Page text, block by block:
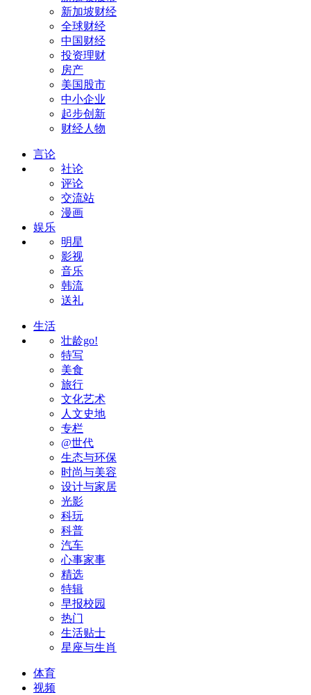
新加坡财经
全球财经
中国财经
投资理财
房产
美国股市
中小企业
起步创新
财经人物
言论
社论
评论
交流站
漫画
娱乐
明星
影视
音乐
韩流
送礼
生活
壮龄go!
特写
美食
旅行
文化艺术
人文史地
专栏
@世代
生态与环保
时尚与美容
设计与家居
光影
科玩
科普
汽车
心事家事
精选
特辑
早报校园
热门
生活贴士
星座与生肖
体育
视频